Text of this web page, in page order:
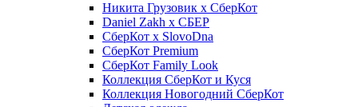
Никита Грузовик х СберКот
Daniel Zakh x СБЕР
СберКот x SlovoDna
СберКот Premium
СберКот Family Look
Коллекция СберКот и Куся
Коллекция Новогодний СберКот